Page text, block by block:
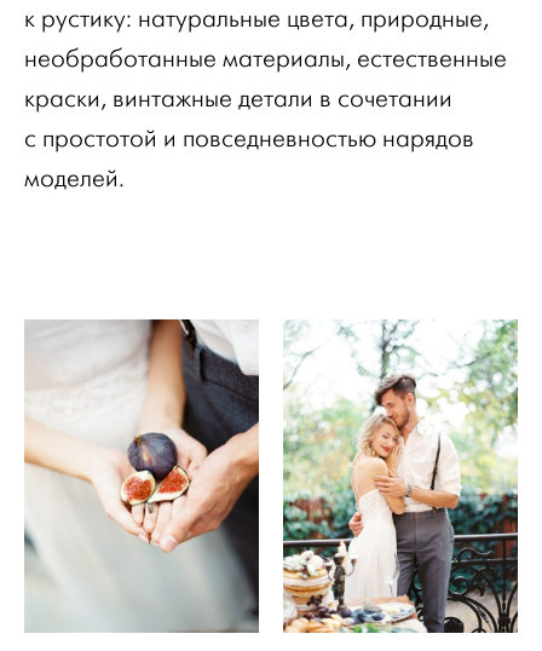
к рустику: натуральные цвета, природные,
необработанные материалы, естественные
краски, винтажные детали в сочетании
с простотой и повседневностью нарядов
моделей.